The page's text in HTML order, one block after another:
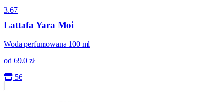
3.67
Lattafa Yara Moi
Woda perfumowana 100 ml
od 69.0 zł
56